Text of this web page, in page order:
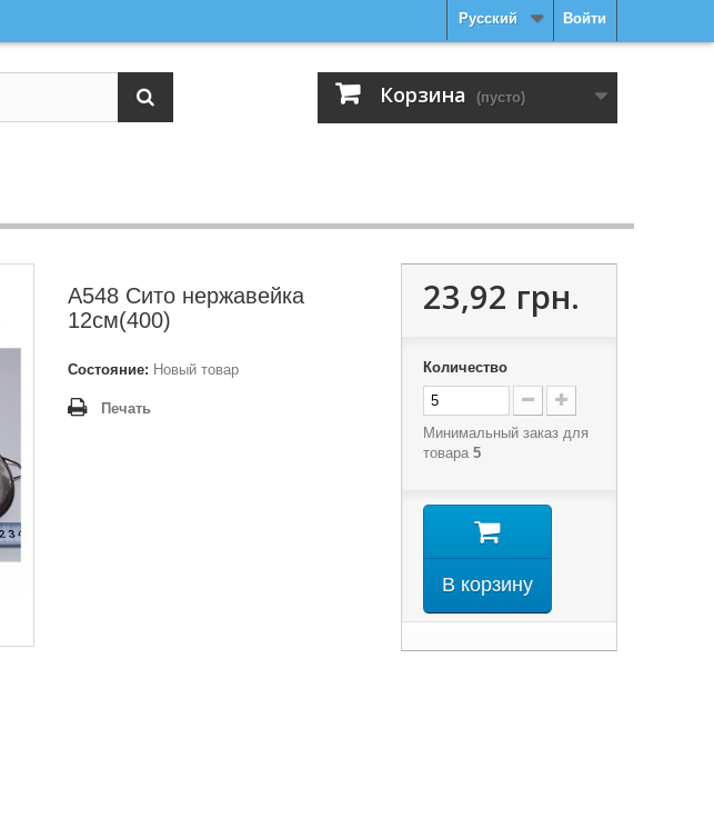
Войти
Русский
Корзина (пусто)
A548 Сито нержавейка
12см(400)
Состояние: Новый товар
Печать
23,92 грн.
Количество
Минимальный заказ для
товара 5
В корзину